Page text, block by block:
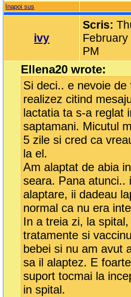
Inapoi sus
ivy
Scris:
February
PM
Ellena20 wrote:
Si deci.. e nevoie de
realizez citind
lactatia ta s-a reglat
saptamani. Micutul
5 zile si cred ca
la el.
Am alaptat de abia
seara. Pana atunci..
alaptare, ii dadeau
normal ca nu era
In a treia zi, la
tratamente si
bebei si nu am avut
sa il alaptez. E
suport tocmai la
in spital.